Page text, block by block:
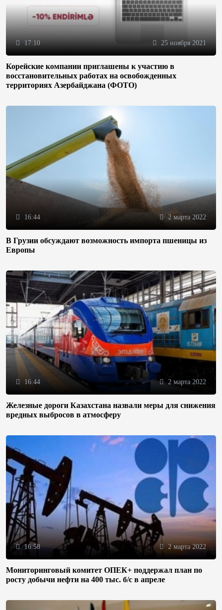
17:10 25 ноября 2021
Корейские компании приглашены к участию в
восстановительных работах на освобожденных
территориях Азербайджана (ФОТО)
16:44 2 марта 2022
В Грузии обсуждают возможность импорта пшеницы из
Европы
16:44 2 марта 2022
Железные дороги Казахстана назвали меры для снижения
вредных выбросов в атмосферу
16:58 2 марта 2022
Мониторинговый комитет ОПЕК+ поддержал план по
росту добычи нефти на 400 тыс. б/с в апреле